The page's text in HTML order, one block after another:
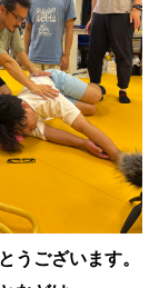
うございます。